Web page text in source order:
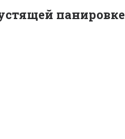
панировке